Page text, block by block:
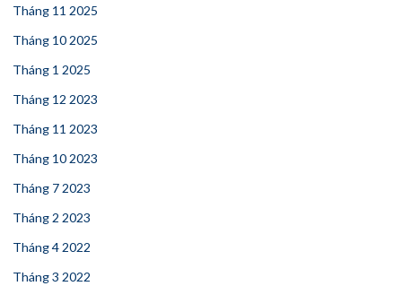
Tháng 11 2025
Tháng 10 2025
Tháng 1 2025
Tháng 12 2023
Tháng 11 2023
Tháng 10 2023
Tháng 7 2023
Tháng 2 2023
Tháng 4 2022
Tháng 3 2022